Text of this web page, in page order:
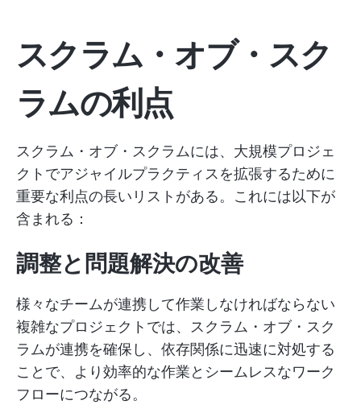
スクラム・オブ・スク
ラムの利点
スクラム・オブ・スクラムには、大規模プロジェ
クトでアジャイルプラクティスを拡張するために
重要な利点の長いリストがある。これには以下が
含まれる：
調整と問題解決の改善
様々なチームが連携して作業しなければならない
複雑なプロジェクトでは、スクラム・オブ・スク
ラムが連携を確保し、依存関係に迅速に対処する
ことで、より効率的な作業とシームレスなワーク
フローにつながる。